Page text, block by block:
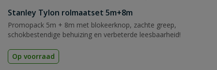
Stanley Tylon rolmaatset 5m+8m
Promopack 5m + 8m met blokeerknop, zachte greep,
schokbestendige behuizing en verbeterde leesbaarheid!
Op voorraad